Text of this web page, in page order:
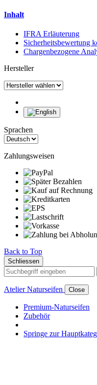
Inhalt
IFRA Erläuterung
Sicherheitsbewertung
Chargenbezogene
Hersteller
Sprachen
Zahlungsweisen
Back to Top
Schliessen
Atelier Naturseifen Close
Premium-Naturseifen
Zubehör
Springe zur